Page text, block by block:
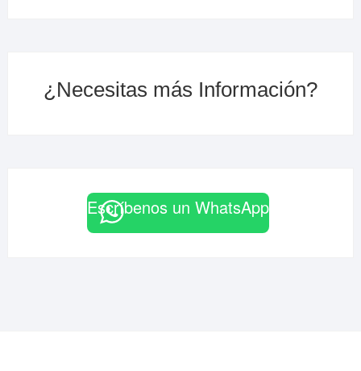
¿Necesitas más Información?
Escríbenos un WhatsApp